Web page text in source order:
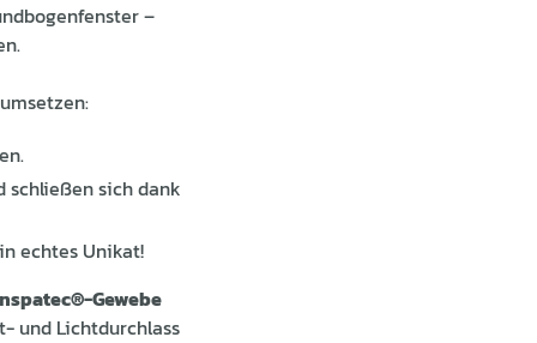
–
schließen sich dank
echtes Unikat!
Gewebe
und Lichtdurchlass